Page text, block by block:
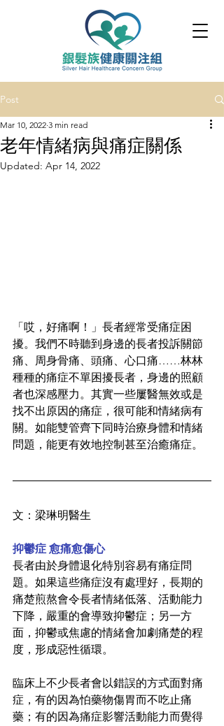
Post
老年情緒病與痛症關係
Mar 10, 2022 3 min read
Updated: Apr 14, 2022
「哎，好痛啊！」長者經常受痛症困
擾。我們不時聽到身邊的長者投訴關節
痛、周身骨痛、頭痛、心口痛……林林
種種的痛症不單困擾長者，身邊的照顧
者也深感壓力。其實一些屢醫無效或是
找不出原因的痛症，很可能和情緒病有
關。如能雙管齊下同時治療身體和情緒
問題，能更有效地控制甚至治癒痛症。
文：梁琳明醫生
抑鬱症 愈痛愈傷心
長者由於身體退化特別容易有痛症問
題。如果這些痛症沒有處理好，長期的
痛楚煎熬會令長者情緒低落、活動能力
下降，嚴重的會導致抑鬱症；另一方
面，抑鬱或焦慮的情緒會加劇痛楚的程
度，形成惡性循環。
臨床上不少長者會以錯誤的方式面對痛
症，有的因為怕藥物傷胃而不吃止痛
藥；有的因為痛症影響活動能力而覺得